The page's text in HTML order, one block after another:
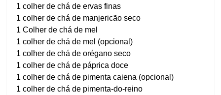
1 colher de chá de ervas finas
1 colher de chá de manjericão seco
1 Colher de chá de mel
1 colher de chá de mel (opcional)
1 colher de chá de orégano seco
1 colher de chá de páprica doce
1 colher de chá de pimenta caiena (opcional)
1 colher de chá de pimenta-do-reino